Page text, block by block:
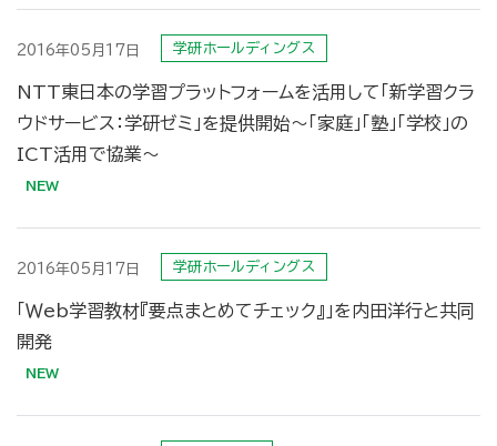
2016年05月17日 学研ホールディングス
NTT東日本の学習プラットフォームを活用して「新学習クラ
ウドサービス：学研ゼミ」を提供開始〜「家庭」「塾」「学校」の
ICT活用で協業〜
2016年05月17日 学研ホールディングス
「Ｗeb学習教材『要点まとめてチェック』」を内田洋行と共同
開発